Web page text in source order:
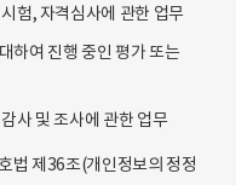
험, 자격심사에 관한 업무
하여 진행 중인 평가 또는
사 및 조사에 관한 업무
법 제36조(개인정보의 정정